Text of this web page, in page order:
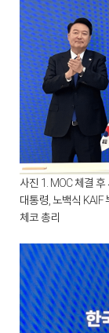
사진 1. MOC 체결
대통령, 노백식
체코 총리